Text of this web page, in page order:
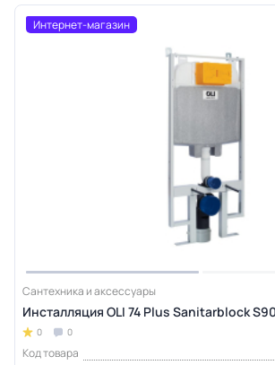
Интернет-магазин
Сантехника и аксессуары
Инсталляция OLI 74 Plus Sanitarblock S90
0 0
Код товара